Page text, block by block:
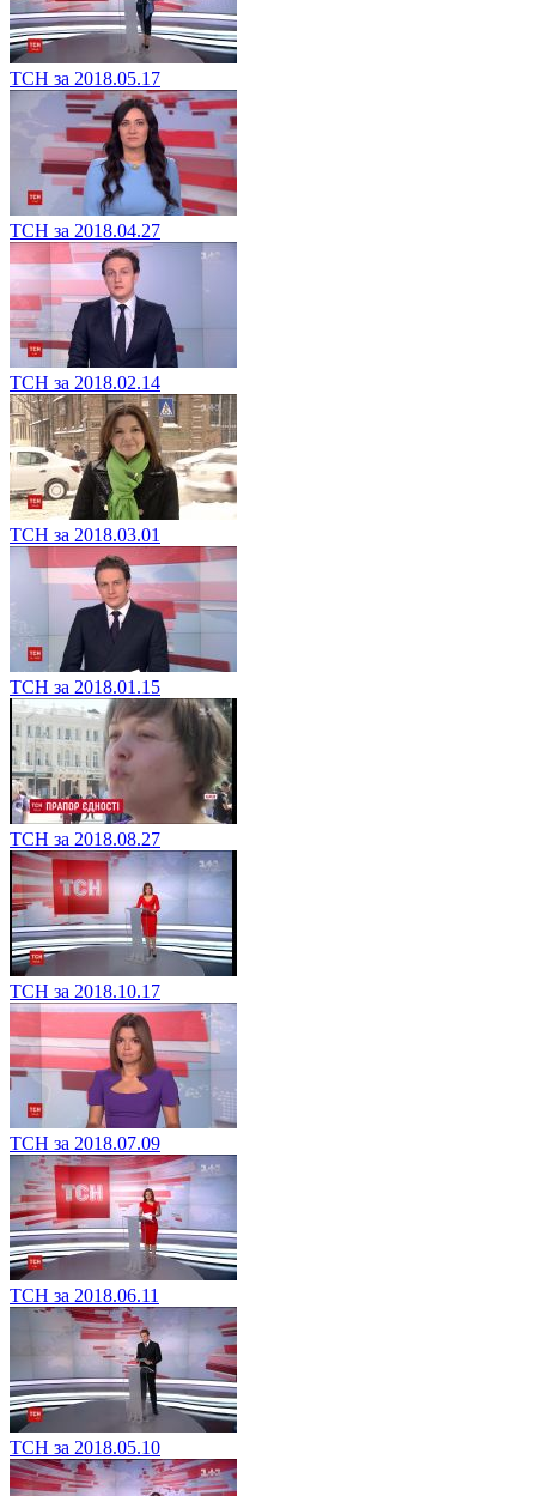
ТСН за 2018.05.17
ТСН за 2018.04.27
ТСН за 2018.02.14
ТСН за 2018.03.01
ТСН за 2018.01.15
ТСН за 2018.08.27
ТСН за 2018.10.17
ТСН за 2018.07.09
ТСН за 2018.06.11
ТСН за 2018.05.10